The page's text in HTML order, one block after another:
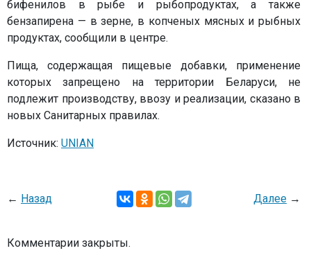
бифенилов в рыбе и рыбопродуктах, а также
бензапирена — в зерне, в копченых мясных и рыбных
продуктах, сообщили в центре.
Пища, содержащая пищевые добавки, применение
которых запрещено на территории Беларуси, не
подлежит производству, ввозу и реализации, сказано в
новых Санитарных правилах.
Источник: UNIAN
← Назад Далее →
Комментарии закрыты.